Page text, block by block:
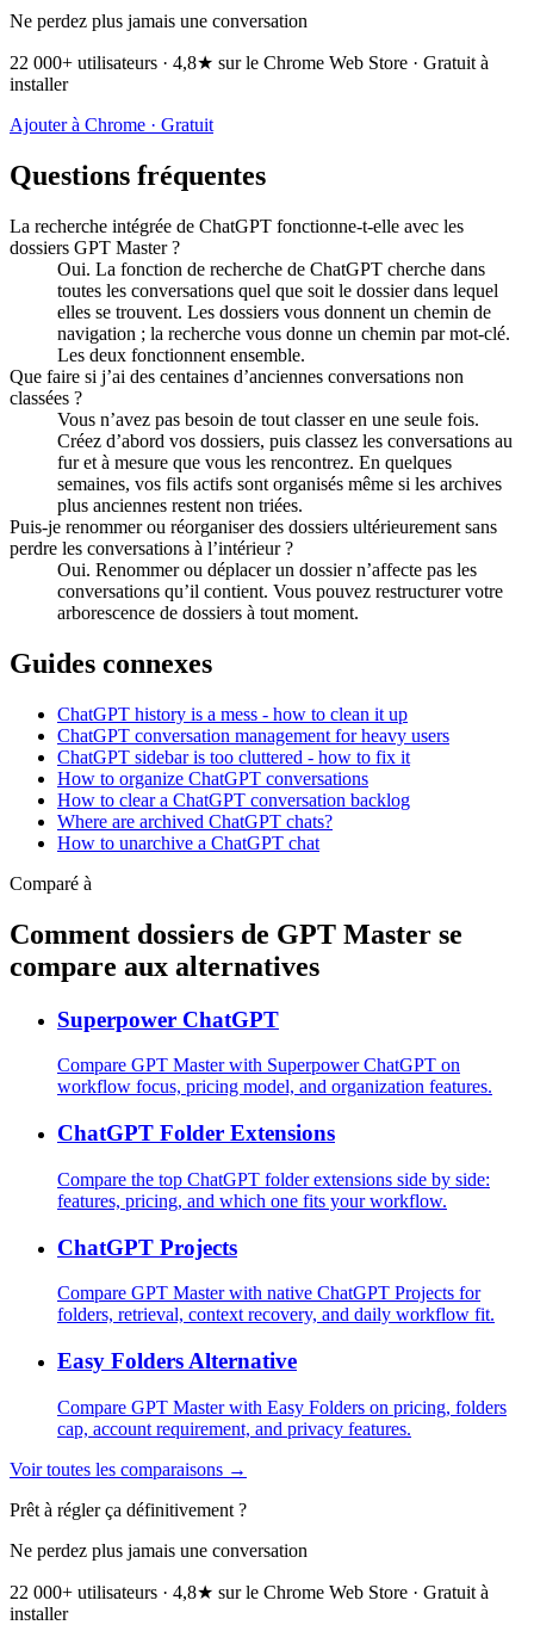
Ne perdez plus jamais une conversation
22 000+ utilisateurs · 4,8★ sur le Chrome Web Store · Gratuit à
installer
Ajouter à Chrome · Gratuit
Questions fréquentes
La recherche intégrée de ChatGPT fonctionne-t-elle avec les
dossiers GPT Master ?
Oui. La fonction de recherche de ChatGPT cherche dans
toutes les conversations quel que soit le dossier dans lequel
elles se trouvent. Les dossiers vous donnent un chemin de
navigation ; la recherche vous donne un chemin par mot-clé.
Les deux fonctionnent ensemble.
Que faire si j’ai des centaines d’anciennes conversations non
classées ?
Vous n’avez pas besoin de tout classer en une seule fois.
Créez d’abord vos dossiers, puis classez les conversations au
fur et à mesure que vous les rencontrez. En quelques
semaines, vos fils actifs sont organisés même si les archives
plus anciennes restent non triées.
Puis-je renommer ou réorganiser des dossiers ultérieurement sans
perdre les conversations à l’intérieur ?
Oui. Renommer ou déplacer un dossier n’affecte pas les
conversations qu’il contient. Vous pouvez restructurer votre
arborescence de dossiers à tout moment.
Guides connexes
ChatGPT history is a mess - how to clean it up
ChatGPT conversation management for heavy users
ChatGPT sidebar is too cluttered - how to fix it
How to organize ChatGPT conversations
How to clear a ChatGPT conversation backlog
Where are archived ChatGPT chats?
How to unarchive a ChatGPT chat
Comparé à
Comment dossiers de GPT Master se
compare aux alternatives
Superpower ChatGPT
Compare GPT Master with Superpower ChatGPT on
workflow focus, pricing model, and organization features.
ChatGPT Folder Extensions
Compare the top ChatGPT folder extensions side by side:
features, pricing, and which one fits your workflow.
ChatGPT Projects
Compare GPT Master with native ChatGPT Projects for
folders, retrieval, context recovery, and daily workflow fit.
Easy Folders Alternative
Compare GPT Master with Easy Folders on pricing, folders
cap, account requirement, and privacy features.
Voir toutes les comparaisons →
Prêt à régler ça définitivement ?
Ne perdez plus jamais une conversation
22 000+ utilisateurs · 4,8★ sur le Chrome Web Store · Gratuit à
installer